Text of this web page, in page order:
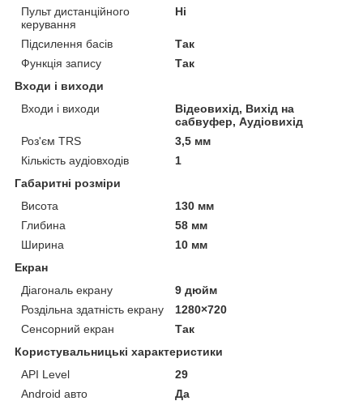
Пульт дистанційного
керування
Ні
Підсилення басів
Так
Функція запису
Так
Входи і виходи
Входи і виходи
Відеовихід, Вихід на
сабвуфер, Аудіовихід
Роз'єм TRS
3,5 мм
Кількість аудіовходів
1
Габаритні розміри
Висота
130 мм
Глибина
58 мм
Ширина
10 мм
Екран
Діагональ екрану
9 дюйм
Роздільна здатність екрану
1280×720
Сенсорний екран
Так
Користувальницькі характеристики
API Level
29
Android авто
Да